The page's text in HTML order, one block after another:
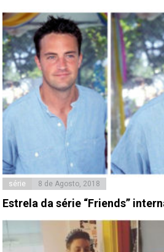
série 8 de Agosto, 2018
Estrela da série “Friends”